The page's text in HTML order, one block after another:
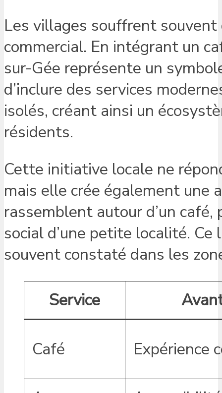
Les villages souffrent souvent
commercial. En intégrant un
sur-Gée représente un
d’inclure des services
isolés, créant ainsi un
résidents.
Cette initiative locale ne
mais elle crée également une
rassemblent autour d’un
social d’une petite localité.
souvent constaté dans les
Service
Café Expérience